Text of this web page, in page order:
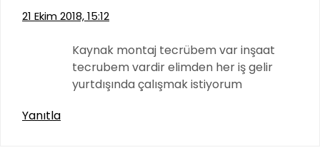
21 Ekim 2018, 15:12
Kaynak montaj tecrübem var inşaat
tecrubem vardir elimden her iş gelir
yurtdışında çalışmak istiyorum
Yanıtla